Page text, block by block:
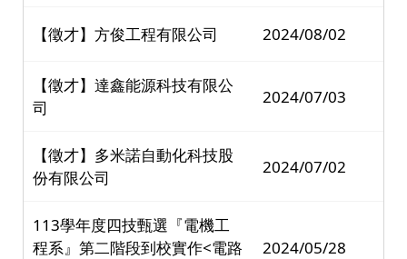
【徵才】方俊工程有限公司 2024/08/02
【徵才】達鑫能源科技有限公
司
2024/07/03
【徵才】多米諾自動化科技股
份有限公司
2024/07/02
113學年度四技甄選『電機工
程系』第二階段到校實作<電路
2024/05/28